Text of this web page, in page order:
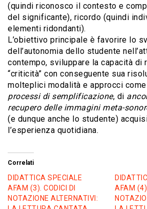
(quindi riconosco il contesto e
del significante), ricordo (quindi
elementi ridondanti).
L’obiettivo principale è favorire lo
dell’autonomia dello studente
contempo, sviluppare la capacità di
“criticità” con conseguente sua
molteplici modalità e approcci come
processi di semplificazione, di
recupero delle immagini meta-
(e dunque anche lo studente)
l’esperienza quotidiana.
Correlati
DIDATTICA SPECIALE
AFAM (3). CODICI DI
NOTAZIONE ALTERNATIVI:
AFAM